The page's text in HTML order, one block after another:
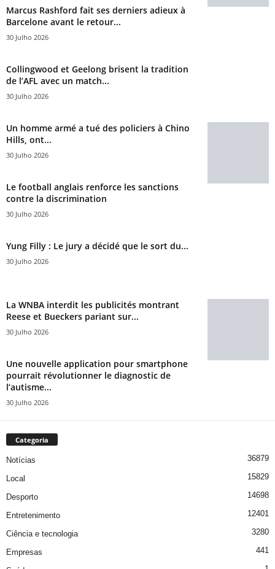
Marcus Rashford fait ses derniers adieux à
Barcelone avant le retour...
30 Julho 2026
Collingwood et Geelong brisent la tradition
de l’AFL avec un match...
30 Julho 2026
Un homme armé a tué des policiers à Chino
Hills, ont...
30 Julho 2026
Le football anglais renforce les sanctions
contre la discrimination
30 Julho 2026
Yung Filly : Le jury a décidé que le sort du...
30 Julho 2026
La WNBA interdit les publicités montrant
Reese et Bueckers pariant sur...
30 Julho 2026
Une nouvelle application pour smartphone
pourrait révolutionner le diagnostic de
l’autisme...
30 Julho 2026
Categoria
Notícias 36879
Local 15829
Desporto 14698
Entretenimento 12401
Ciência e tecnologia 3280
Empresas 441